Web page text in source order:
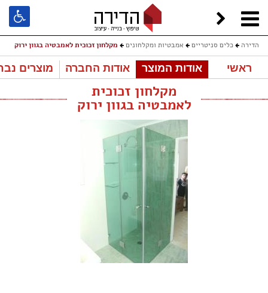
הדירה כלים סניטריים אמבטיות ומקלחונים מקלחון זכוכית לאמבטיה בגוון ירוק
ראשי אודות המוצר אודות החברה מוצרים
מקלחון זכוכית
לאמבטיה בגוון ירוק